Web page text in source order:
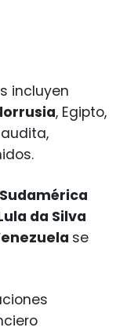
incluyen
, Egipto,
Sudamérica
da Silva
se